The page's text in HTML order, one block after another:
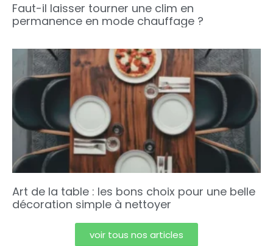
Faut-il laisser tourner une clim en
permanence en mode chauffage ?
Art de la table : les bons choix pour une belle
décoration simple à nettoyer
voir tous nos articles